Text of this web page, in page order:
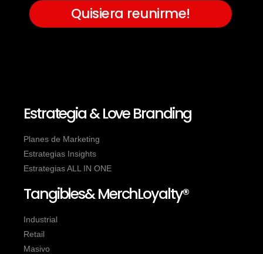
Quisiera reunirme!
Estrategia & Love Branding
Planes de Marketing
Estrategias Insights
Estrategias ALL IN ONE
Tangibles& MerchLoyalty®
Industrial
Retail
Masivo